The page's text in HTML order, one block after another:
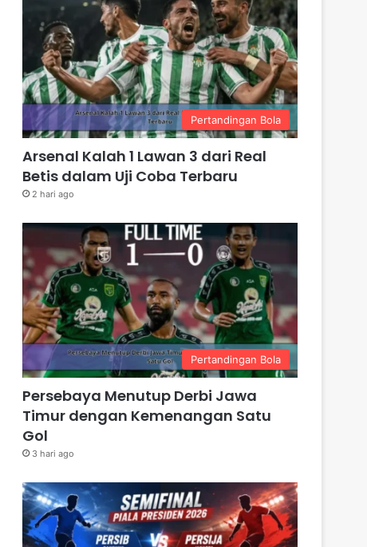
Pertandingan Bola
Arsenal Kalah 1 Lawan 3 dari Real
Betis dalam Uji Coba Terbaru
2 hari ago
Pertandingan Bola
Persebaya Menutup Derbi Jawa
Timur dengan Kemenangan Satu
Gol
3 hari ago